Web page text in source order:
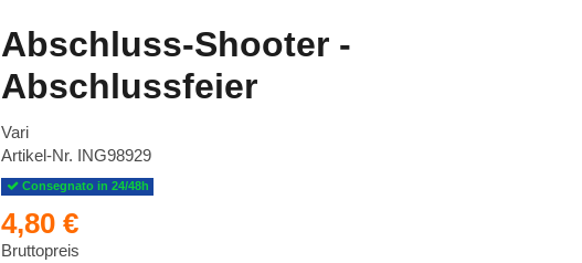
Abschluss-Shooter -
Abschlussfeier
Vari
Artikel-Nr. ING98929
Consegnato in 24/48h
4,80 €
Bruttopreis